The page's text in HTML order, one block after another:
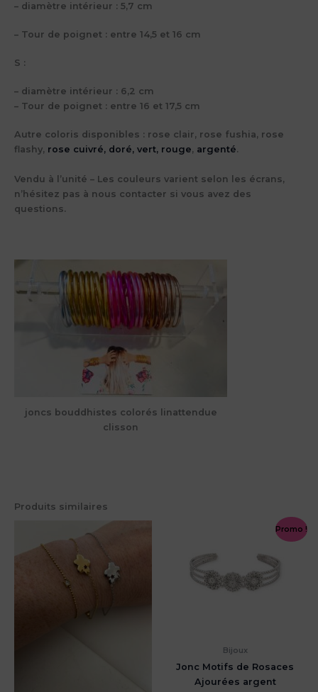
– diamètre intérieur : 5,7 cm
– Tour de poignet : entre 14,5 et 16 cm
S :
– diamètre intérieur : 6,2 cm
– Tour de poignet : entre 16 et 17,5 cm
Autre coloris disponibles : rose clair, rose fushia, rose
flashy, rose cuivré, doré, vert, rouge, argenté.
Vendu à l’unité – Les couleurs varient selon les écrans,
n’hésitez pas à nous contacter si vous avez des
questions.
joncs bouddhistes colorés linattendue
clisson
Produits similaires
Promo !
Bijoux
Jonc Motifs de Rosaces
Ajourées argent